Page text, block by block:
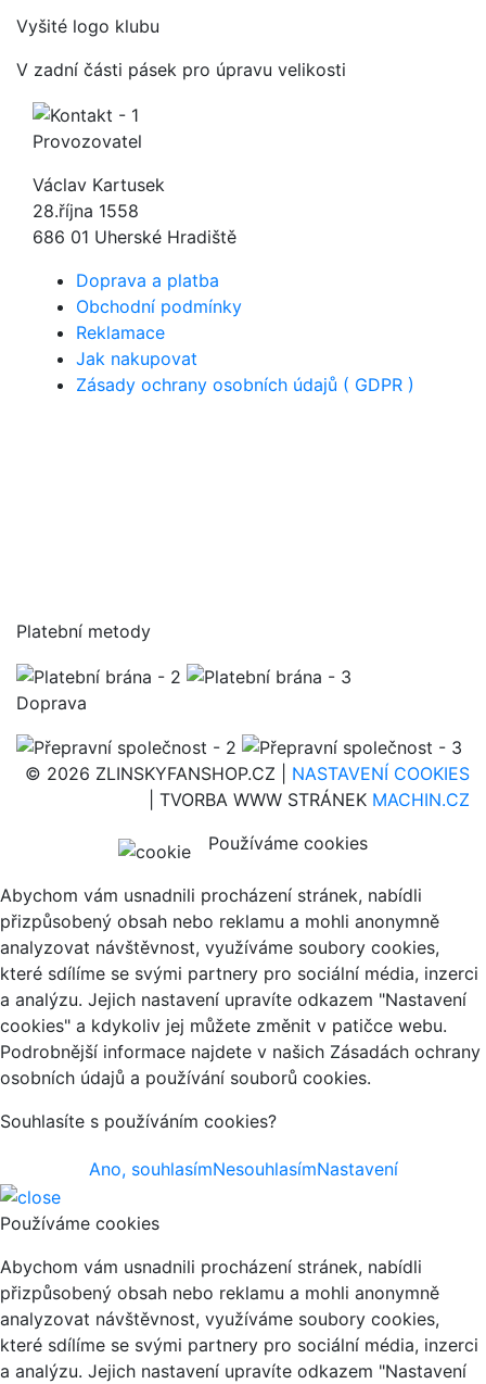
Vyšité logo klubu
V zadní části pásek pro úpravu velikosti
Provozovatel
Václav Kartusek
28.října 1558
686 01 Uherské Hradiště
Doprava a platba
Obchodní podmínky
Reklamace
Jak nakupovat
Zásady ochrany osobních údajů ( GDPR )
Platební metody
Doprava
© 2026 ZLINSKYFANSHOP.CZ | NASTAVENÍ COOKIES
| TVORBA WWW STRÁNEK MACHIN.CZ
Používáme cookies
Abychom vám usnadnili procházení stránek, nabídli
přizpůsobený obsah nebo reklamu a mohli anonymně
analyzovat návštěvnost, využíváme soubory cookies,
které sdílíme se svými partnery pro sociální média, inzerci
a analýzu. Jejich nastavení upravíte odkazem "Nastavení
cookies" a kdykoliv jej můžete změnit v patičce webu.
Podrobnější informace najdete v našich Zásadách ochrany
osobních údajů a používání souborů cookies.
Souhlasíte s používáním cookies?
Ano, souhlasímNesouhlasímNastavení
Používáme cookies
Abychom vám usnadnili procházení stránek, nabídli
přizpůsobený obsah nebo reklamu a mohli anonymně
analyzovat návštěvnost, využíváme soubory cookies,
které sdílíme se svými partnery pro sociální média, inzerci
a analýzu. Jejich nastavení upravíte odkazem "Nastavení